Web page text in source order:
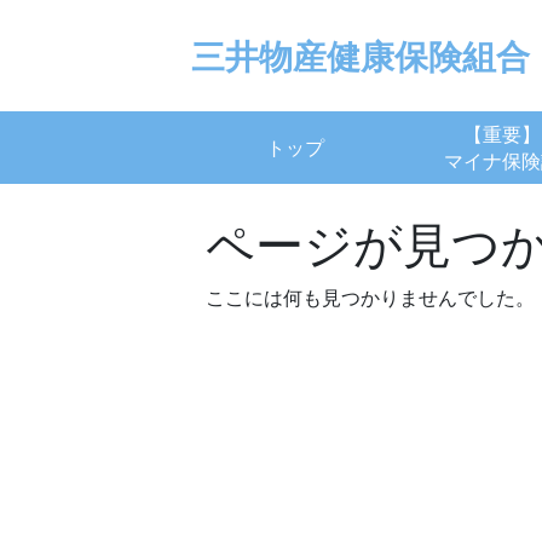
三井物産健康保険組合
トップ
【重要】
マイナ保
ページが見つ
ここには何も見つかりませんでした。